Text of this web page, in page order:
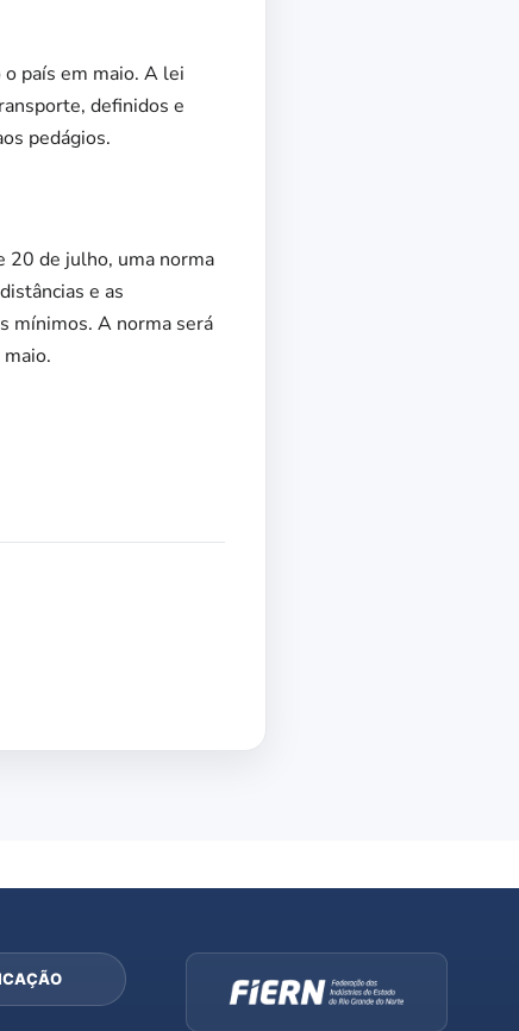
país em maio. A lei
definidos e
pedágios.
20 de julho, uma norma
e as
mínimos. A norma será